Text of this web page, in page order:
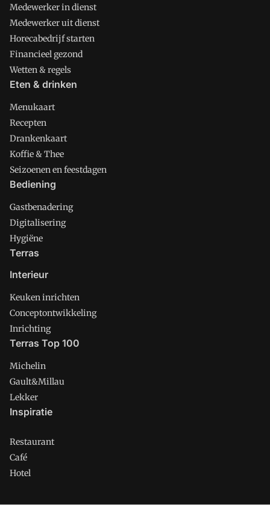
Medewerker in dienst
Medewerker uit dienst
Horecabedrijf starten
Financieel gezond
Wetten & regels
Eten & drinken
Menukaart
Recepten
Drankenkaart
Koffie & Thee
Seizoenen en feestdagen
Bediening
Gastbenadering
Digitalisering
Hygiëne
Terras
Interieur
Keuken inrichten
Conceptontwikkeling
Inrichting
Terras Top 100
Michelin
Gault&Millau
Lekker
Inspiratie
Restaurant
Café
Hotel